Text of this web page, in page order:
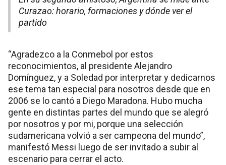
Curazao: horario, formaciones y dónde ver el
partido
“Agradezco a la Conmebol por estos
reconocimientos, al presidente Alejandro
Domínguez, y a Soledad por interpretar y dedicarnos
ese tema tan especial para nosotros desde que en
2006 se lo cantó a Diego Maradona. Hubo mucha
gente en distintas partes del mundo que se alegró
por nosotros y por mi, porque una selección
sudamericana volvió a ser campeona del mundo”,
manifestó Messi luego de ser invitado a subir al
escenario para cerrar el acto.